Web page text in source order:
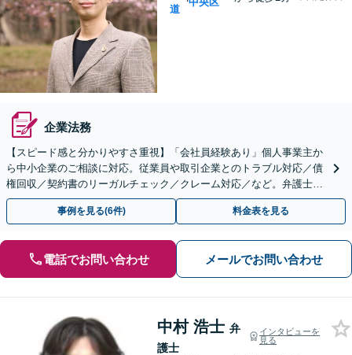
道
企業法務
【スピード感と分かりやすさ重視】「会社員経験あり」個人事業主か
ら中小企業のご相談に対応。従業員や取引企業とのトラブル対応／債
権回収／契約書のリーガルチェック／クレーム対応／など。弁護士相
談が初めての企業様へも全力で対応します！
事例を見る(6件) 料金表を見る
電話でお問い合わせ メールでお問い合わせ
中村 浩士 弁
護士
インタビューを
見る